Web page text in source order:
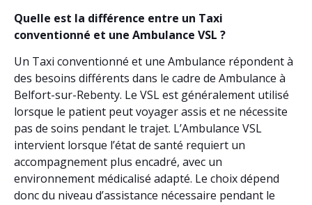
Quelle est la différence entre un Taxi
conventionné et une Ambulance VSL ?
Un Taxi conventionné et une Ambulance répondent à
des besoins différents dans le cadre de Ambulance à
Belfort-sur-Rebenty. Le VSL est généralement utilisé
lorsque le patient peut voyager assis et ne nécessite
pas de soins pendant le trajet. L’Ambulance VSL
intervient lorsque l’état de santé requiert un
accompagnement plus encadré, avec un
environnement médicalisé adapté. Le choix dépend
donc du niveau d’assistance nécessaire pendant le